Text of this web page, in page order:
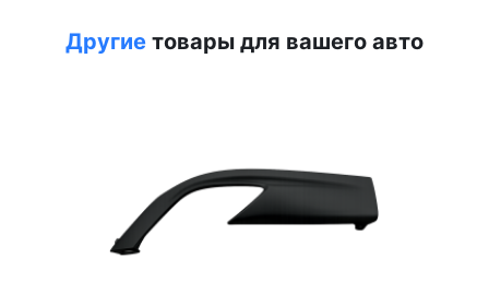
Другие товары для вашего авто